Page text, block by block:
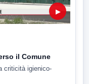
▶
il Comune
criticità igienico-